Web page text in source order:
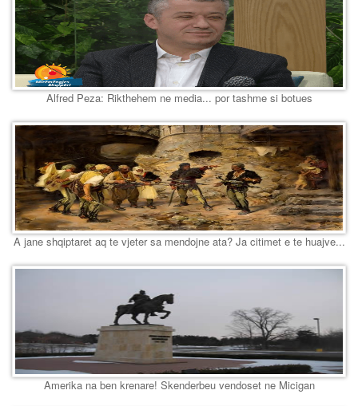
Alfred Peza: Rikthehem ne media... por tashme si botues
A jane shqiptaret aq te vjeter sa mendojne ata? Ja citimet e te huajve...
Amerika na ben krenare! Skenderbeu vendoset ne Micigan